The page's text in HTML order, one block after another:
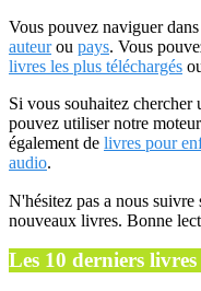
Vous pouvez naviguer
auteurou pays. Vous
livres les plus téléchargés
Si vous souhaitez
pouvez utiliser notre
également de livres pour
audio.
N'hésitez pas a nous suivre
nouveaux livres. Bonne
Les 10 derniers